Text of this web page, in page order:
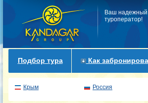
Ваш надежный
туроператор!
Подбор тура Как
Крым Россия